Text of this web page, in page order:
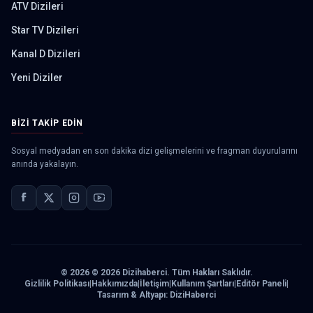
ATV Dizileri
Star TV Dizileri
Kanal D Dizileri
Yeni Diziler
BIZI TAKIP EDIN
Sosyal medyadan en son dakika dizi gelişmelerini ve fragman duyurularını
anında yakalayın.
© 2026 © 2026 Dizihaberci. Tüm Hakları Saklıdır.
Gizlilik Politikası Hakkımızda İletişim Kullanım Şartları Editör Paneli
Tasarım & Altyapı: DiziHaberci